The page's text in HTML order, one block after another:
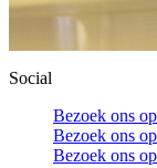
Social
Bezoek ons
Bezoek ons
Bezoek ons